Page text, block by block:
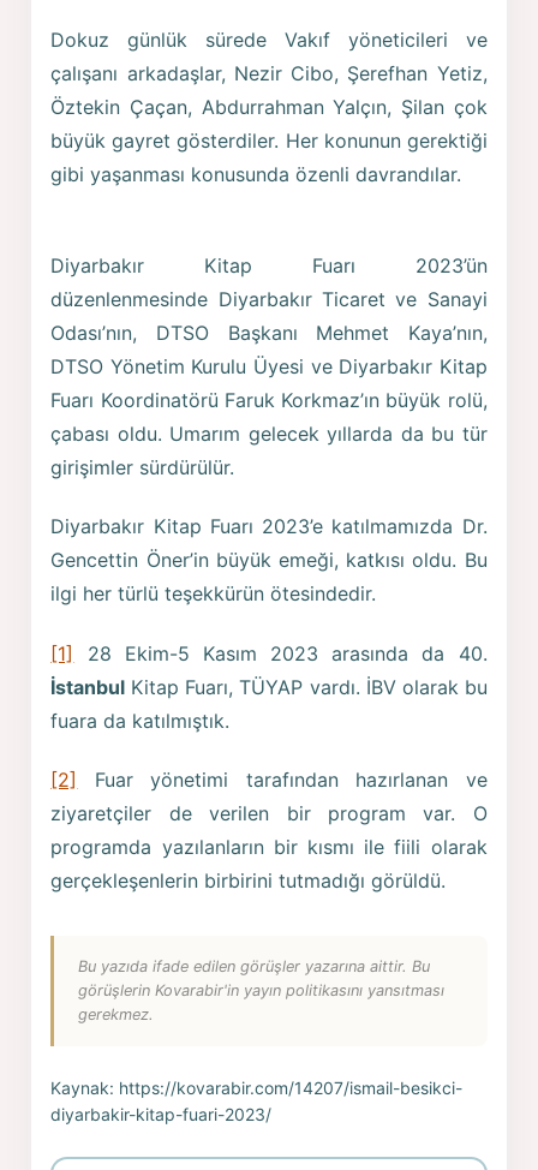
Dokuz günlük sürede Vakıf yöneticileri ve
çalışanı arkadaşlar, Nezir Cibo, Şerefhan Yetiz,
Öztekin Çaçan, Abdurrahman Yalçın, Şilan çok
büyük gayret gösterdiler. Her konunun gerektiği
gibi yaşanması konusunda özenli davrandılar.
Diyarbakır Kitap Fuarı 2023’ün
düzenlenmesinde Diyarbakır Ticaret ve Sanayi
Odası’nın, DTSO Başkanı Mehmet Kaya’nın,
DTSO Yönetim Kurulu Üyesi ve Diyarbakır Kitap
Fuarı Koordinatörü Faruk Korkmaz’ın büyük rolü,
çabası oldu. Umarım gelecek yıllarda da bu tür
girişimler sürdürülür.
Diyarbakır Kitap Fuarı 2023’e katılmamızda Dr.
Gencettin Öner’in büyük emeği, katkısı oldu. Bu
ilgi her türlü teşekkürün ötesindedir.
[1]
28 Ekim-5 Kasım 2023 arasında da 40.
İstanbul Kitap Fuarı, TÜYAP vardı. İBV olarak bu
fuara da katılmıştık.
[2]
Fuar yönetimi tarafından hazırlanan ve
ziyaretçiler de verilen bir program var. O
programda yazılanların bir kısmı ile fiili olarak
gerçekleşenlerin birbirini tutmadığı görüldü.
Bu yazıda ifade edilen görüşler yazarına aittir. Bu
görüşlerin Kovarabir'in yayın politikasını yansıtması
gerekmez.
Kaynak: https://kovarabir.com/14207/ismail-besikci-
diyarbakir-kitap-fuari-2023/